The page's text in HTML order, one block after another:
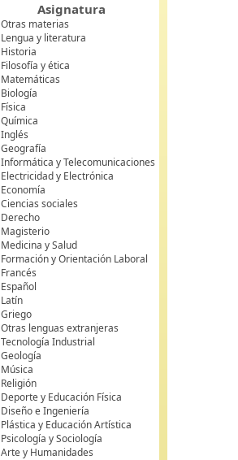
Asignatura
Otras materias
Lengua y literatura
Historia
Filosofía y ética
Matemáticas
Biología
Física
Química
Inglés
Geografía
Informática y Telecomunicaciones
Electricidad y Electrónica
Economía
Ciencias sociales
Derecho
Magisterio
Medicina y Salud
Formación y Orientación Laboral
Francés
Español
Latín
Griego
Otras lenguas extranjeras
Tecnología Industrial
Geología
Música
Religión
Deporte y Educación Física
Diseño e Ingeniería
Plástica y Educación Artística
Psicología y Sociología
Arte y Humanidades